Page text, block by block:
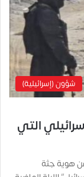
شؤون (إسرائيلية)
التي
عبرية اليوم الخميس 6 نوفمبر 2025، عن هوية جثة